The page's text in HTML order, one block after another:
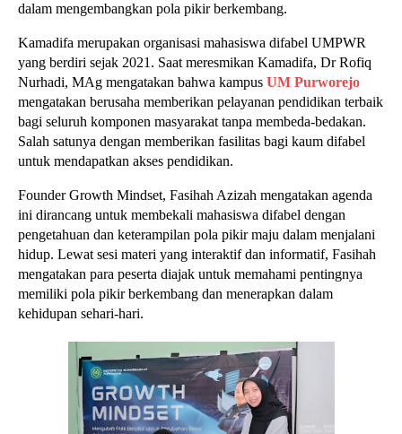
dalam mengembangkan pola pikir berkembang.
Kamadifa merupakan organisasi mahasiswa difabel UMPWR
yang berdiri sejak 2021. Saat meresmikan Kamadifa, Dr Rofiq
Nurhadi, MAg mengatakan bahwa kampus UM Purworejo
mengatakan berusaha memberikan pelayanan pendidikan terbaik
bagi seluruh komponen masyarakat tanpa membeda-bedakan.
Salah satunya dengan memberikan fasilitas bagi kaum difabel
untuk mendapatkan akses pendidikan.
Founder Growth Mindset, Fasihah Azizah mengatakan agenda
ini dirancang untuk membekali mahasiswa difabel dengan
pengetahuan dan keterampilan pola pikir maju dalam menjalani
hidup. Lewat sesi materi yang interaktif dan informatif, Fasihah
mengatakan para peserta diajak untuk memahami pentingnya
memiliki pola pikir berkembang dan menerapkan dalam
kehidupan sehari-hari.